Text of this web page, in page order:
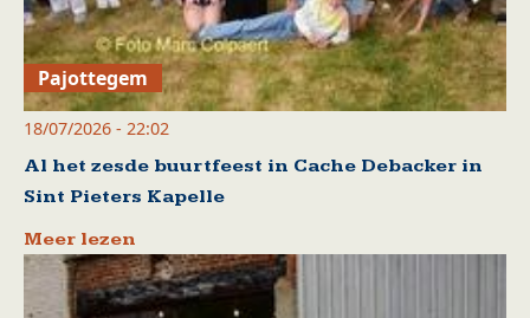
Pajottegem
18/07/2026 - 22:02
Al het zesde buurtfeest in Cache Debacker in
Sint Pieters Kapelle
Meer lezen